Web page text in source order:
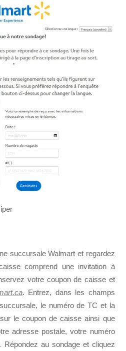
succursale Walmart et regardez
comprend une invitation à
votre coupon de caisse et
. Entrez, dans les champs
le numéro de TC et la
le coupon de caisse ainsi que
adresse postale, votre numéro
Répondez au sondage et cliquez